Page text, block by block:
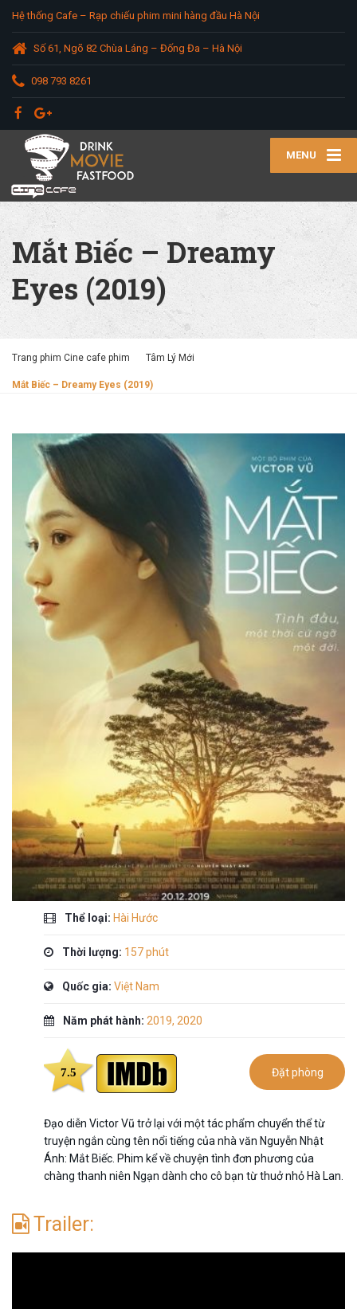
Hệ thống Cafe – Rạp chiếu phim mini hàng đầu Hà Nội
Số 61, Ngõ 82 Chùa Láng – Đống Đa – Hà Nội
098 793 8261
MENU
Mắt Biếc – Dreamy
Eyes (2019)
Trang phim Cine cafe phim Tâm Lý Mới
Mắt Biếc – Dreamy Eyes (2019)
Thể loại: Hài Hước
Thời lượng: 157 phút
Quốc gia: Việt Nam
Năm phát hành: 2019, 2020
7.5 Đặt phòng
Đạo diễn Victor Vũ trở lại với một tác phẩm chuyển thể từ
truyện ngắn cùng tên nổi tiếng của nhà văn Nguyễn Nhật
Ánh: Mắt Biếc. Phim kể về chuyện tình đơn phương của
chàng thanh niên Ngạn dành cho cô bạn từ thuở nhỏ Hà Lan.
Trailer: